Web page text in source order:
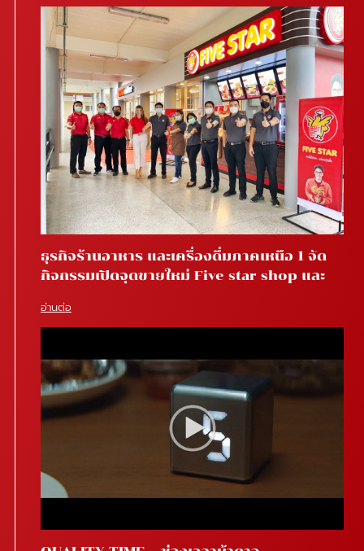
ธุรกิจร้านอาหาร และเครื่องดื่มภาคเหนือ 1 จัด
กิจกรรมเปิดจุดขายใหม่ Five star shop และ
อ่านต่อ